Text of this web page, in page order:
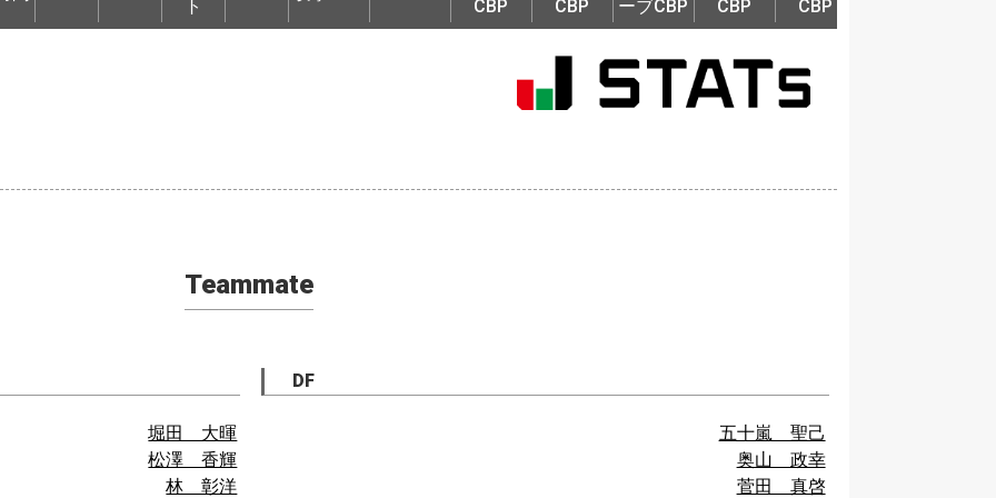
ト CBP CBP ーブCBP CBP CBP
Teammate
堀田 大暉
松澤 香輝
林 彰洋
DF
五十嵐 聖己
奥山 政幸
菅田 真啓